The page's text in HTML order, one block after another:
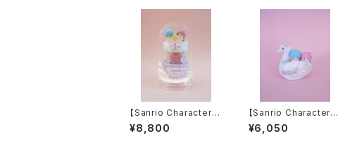
【Sanrio Characters】
LITTLE TWIN STAR
S Dome Candle
¥8,800
【Sanrio Characters】
Little Twin Stars Sw
an candle
¥6,050